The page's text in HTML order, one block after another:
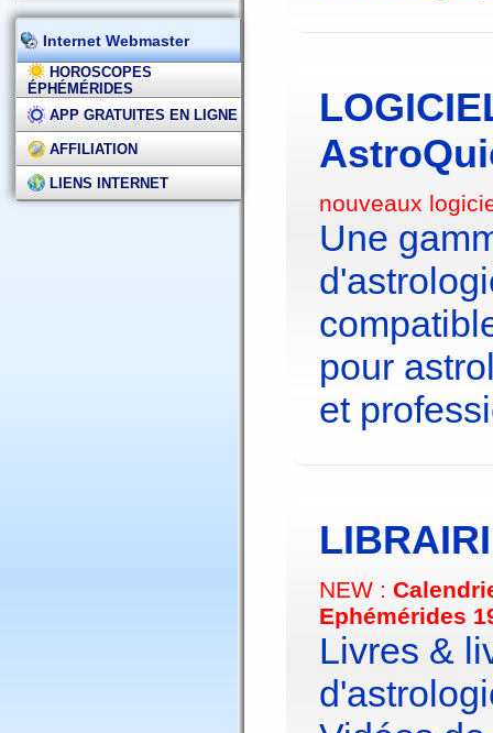
Internet Webmaster
HOROSCOPES
ÉPHÉMÉRIDES
APP GRATUITES EN LIGNE
AFFILIATION
LIENS INTERNET
nouveaux
Une
pour
et
NEW :
Ephémérides
Livres &